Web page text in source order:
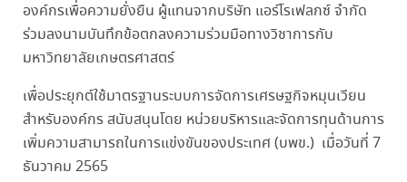
องค์กรเพื่อความยั่งยืน ผู้แทนจากบริษัท แอร์โรเฟลกซ์ จำกัด
ร่วมลงนามบันทึกข้อตกลงความร่วมมือทางวิชาการกับ
มหาวิทยาลัยเกษตรศาสตร์
เพื่อประยุกต์ใช้มาตรฐานระบบการจัดการเศรษฐกิจหมุนเวียน
สำหรับองค์กร สนับสนุนโดย หน่วยบริหารและจัดการทุนด้านการ
เพิ่มความสามารถในการแข่งขันของประเทศ (บพข.) เมื่อวันที่ 7
ธันวาคม 2565